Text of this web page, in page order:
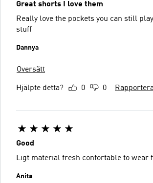
Great shorts I love them
Really love the pockets you can still
stuff
Dannya
Översätt
Hjälpte detta? 0 0
Good
Ligt material fresh confortable to wear
Anita